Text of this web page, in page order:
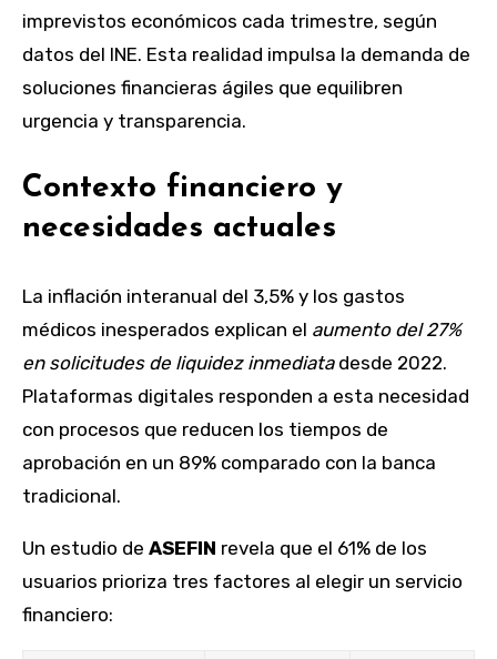
imprevistos económicos cada trimestre, según
datos del INE. Esta realidad impulsa la demanda de
soluciones financieras ágiles que equilibren
urgencia y transparencia.
Contexto financiero y
necesidades actuales
La inflación interanual del 3,5% y los gastos
médicos inesperados explican el aumento del 27%
en solicitudes de liquidez inmediatadesde 2022.
Plataformas digitales responden a esta necesidad
con procesos que reducen los tiempos de
aprobación en un 89% comparado con la banca
tradicional.
Un estudio de ASEFIN revela que el 61% de los
usuarios prioriza tres factores al elegir un servicio
financiero: